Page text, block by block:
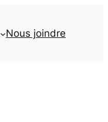
Nous joindre